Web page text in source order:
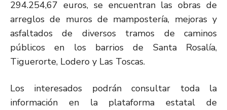
294.254,67 euros, se encuentran las obras de
arreglos de muros de mampostería, mejoras y
asfaltados de diversos tramos de caminos
públicos en los barrios de Santa Rosalía,
Tiguerorte, Lodero y Las Toscas.
Los interesados podrán consultar toda la
información en la plataforma estatal de